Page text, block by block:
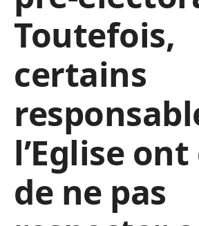
Toutefois,
certains
l’Eglise
de ne pas